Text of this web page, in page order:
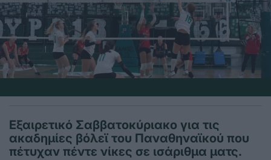
Εξαιρετικό Σαββατοκύριακο για τις
ακαδημίες βόλεϊ του Παναθηναϊκού που
πέτυχαν πέντε νίκες σε ισάριθμα ματς.